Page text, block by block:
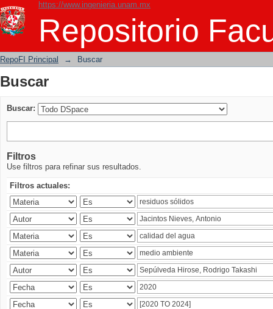
https://www.ingenieria.unam.mx
Repositorio
Buscar
RepoFI Principal → Buscar
Buscar
Buscar:
Filtros
Use filtros para refinar sus resultados.
Filtros actuales: